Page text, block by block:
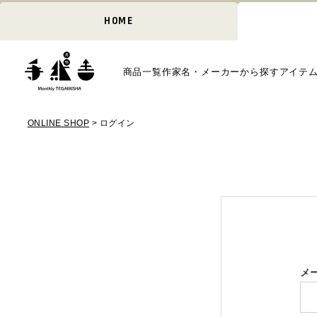
HOME
商品一覧作家名・メーカーから探す アイテ
ONLINE SHOP ログイン
メ